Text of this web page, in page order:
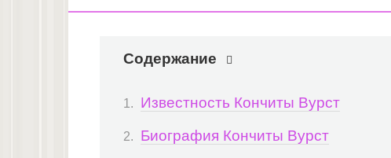
Содержание
Известность Кончиты Вурст
Биография Кончиты Вурст